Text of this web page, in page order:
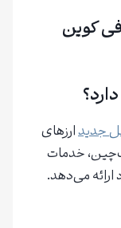
کوین
جدیدارزهای
خدمات
ارائه می‌دهد.